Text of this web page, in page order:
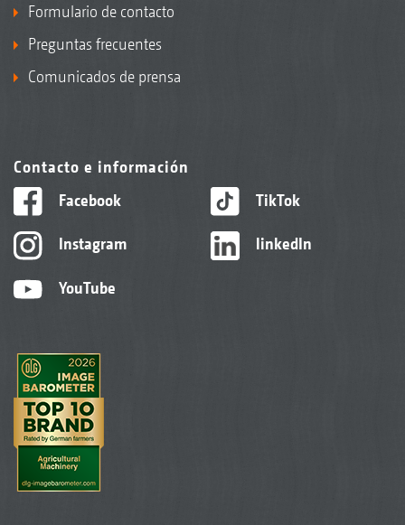
Formulario de contacto
Preguntas frecuentes
Comunicados de prensa
Contacto e información
Facebook
Instagram
YouTube
TikTok
linkedIn